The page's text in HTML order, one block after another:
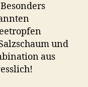
und
aus